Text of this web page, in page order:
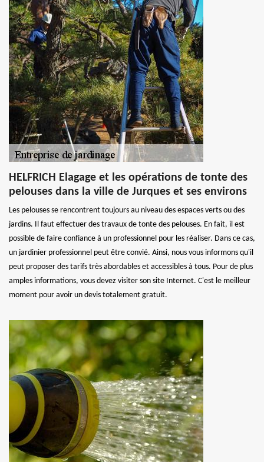
HELFRICH Elagage et les opérations de tonte des
pelouses dans la ville de Jurques et ses environs
Les pelouses se rencontrent toujours au niveau des espaces verts ou des
jardins. Il faut effectuer des travaux de tonte des pelouses. En fait, il est
possible de faire confiance à un professionnel pour les réaliser. Dans ce cas,
un jardinier professionnel peut être convié. Ainsi, nous vous informons qu'il
peut proposer des tarifs très abordables et accessibles à tous. Pour de plus
amples informations, vous devez visiter son site Internet. C'est le meilleur
moment pour avoir un devis totalement gratuit.